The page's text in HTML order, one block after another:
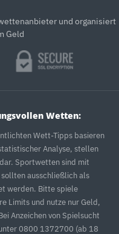
und organisiert
Geld
Wetten:
Wett-Tipps basieren
Analyse, stellen
Sportwetten sind mit
ausschließlich als
werden. Bitte spiele
Limits und nutze nur Geld,
Anzeichen von Spielsucht
0800 1372700 (ab 18